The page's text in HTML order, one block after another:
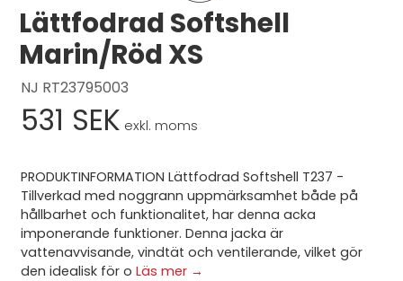
Lättfodrad Softshell
Marin/Röd XS
NJ RT23795003
531 SEK exkl. moms
PRODUKTINFORMATION Lättfodrad Softshell T237 -
Tillverkad med noggrann uppmärksamhet både på
hållbarhet och funktionalitet, har denna acka
imponerande funktioner. Denna jacka är
vattenavvisande, vindtät och ventilerande, vilket gör
den idealisk för oLäs mer →